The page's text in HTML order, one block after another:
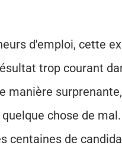
trop courant
manière
chose de
centaines de